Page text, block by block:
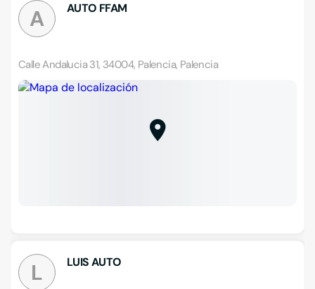
A AUTO FFAM
Calle Andalucia 31, 34004, Palencia, Palencia
L LUIS AUTO